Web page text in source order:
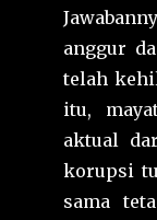
anggur
telah
itu,
aktual
korupsi
sama